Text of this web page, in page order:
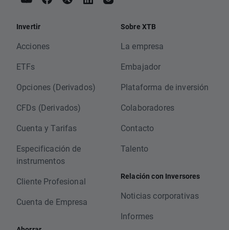
Invertir
Acciones
ETFs
Opciones (Derivados)
CFDs (Derivados)
Cuenta y Tarifas
Especificación de
instrumentos
Cliente Profesional
Cuenta de Empresa
Sobre XTB
La empresa
Embajador
Plataforma de inversión
Colaboradores
Contacto
Talento
Relación con Inversores
Noticias corporativas
Informes